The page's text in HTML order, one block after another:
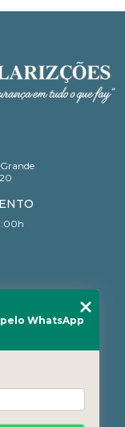
WhatsApp